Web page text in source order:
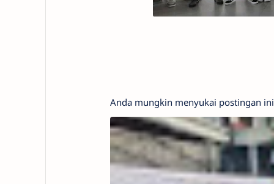
Anda mungkin menyukai postingan ini